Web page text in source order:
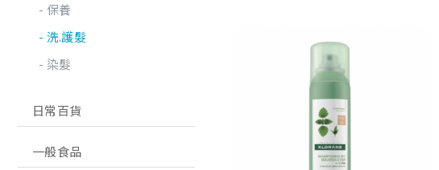
保養
洗.護髮
染髮
日常百貨
一般食品